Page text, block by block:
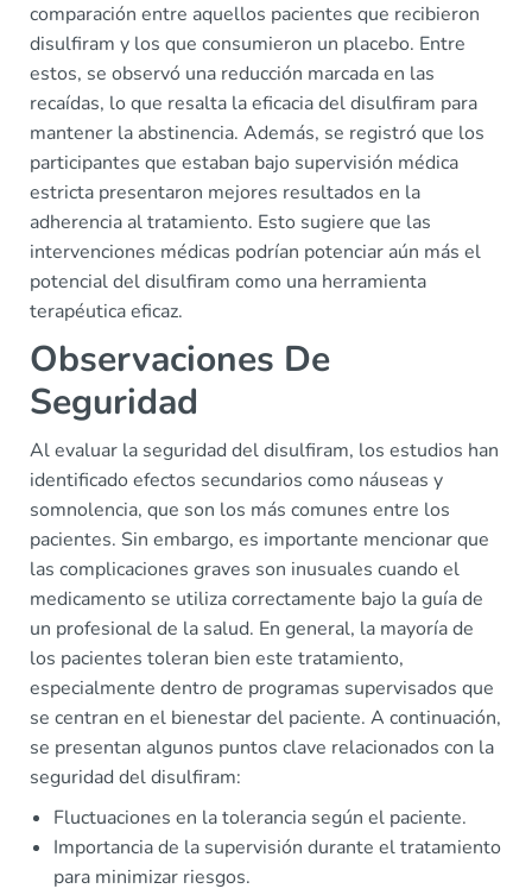
comparación entre aquellos pacientes que recibieron
disulfiram y los que consumieron un placebo. Entre
estos, se observó una reducción marcada en las
recaídas, lo que resalta la eficacia del disulfiram para
mantener la abstinencia. Además, se registró que los
participantes que estaban bajo supervisión médica
estricta presentaron mejores resultados en la
adherencia al tratamiento. Esto sugiere que las
intervenciones médicas podrían potenciar aún más el
potencial del disulfiram como una herramienta
terapéutica eficaz.
Observaciones De
Seguridad
Al evaluar la seguridad del disulfiram, los estudios han
identificado efectos secundarios como náuseas y
somnolencia, que son los más comunes entre los
pacientes. Sin embargo, es importante mencionar que
las complicaciones graves son inusuales cuando el
medicamento se utiliza correctamente bajo la guía de
un profesional de la salud. En general, la mayoría de
los pacientes toleran bien este tratamiento,
especialmente dentro de programas supervisados que
se centran en el bienestar del paciente. A continuación,
se presentan algunos puntos clave relacionados con la
seguridad del disulfiram:
Fluctuaciones en la tolerancia según el paciente.
Importancia de la supervisión durante el tratamiento
para minimizar riesgos.